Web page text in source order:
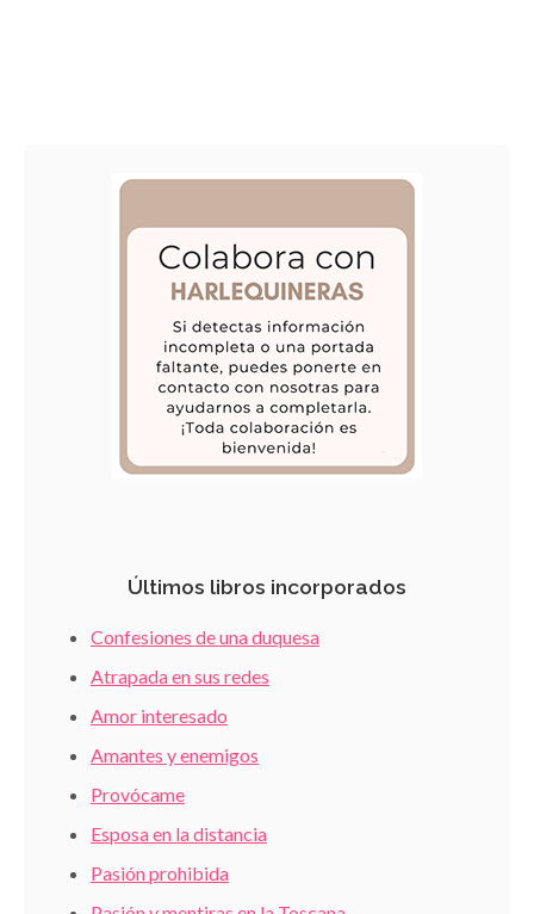
Últimos libros incorporados
Confesiones de una duquesa
Atrapada en sus redes
Amor interesado
Amantes y enemigos
Provócame
Esposa en la distancia
Pasión prohibida